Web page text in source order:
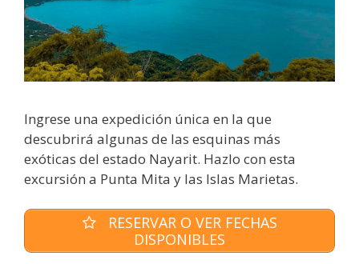
Ingrese una expedición única en la que
descubrirá algunas de las esquinas más
exóticas del estado Nayarit. Hazlo con esta
excursión a Punta Mita y las Islas Marietas.
RESERVAR O VER FECHAS
DISPONIBLES